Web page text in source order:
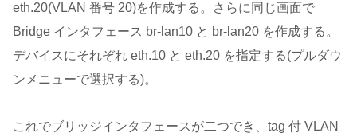
eth.20(VLAN 番号 20)を作成する。さらに同じ画面で
Bridge インタフェース br-lan10 と br-lan20 を作成する。
デバイスにそれぞれ eth.10 と eth.20 を指定する(プルダウ
ンメニューで選択する)。
これでブリッジインタフェースが二つでき、tag 付 VLAN